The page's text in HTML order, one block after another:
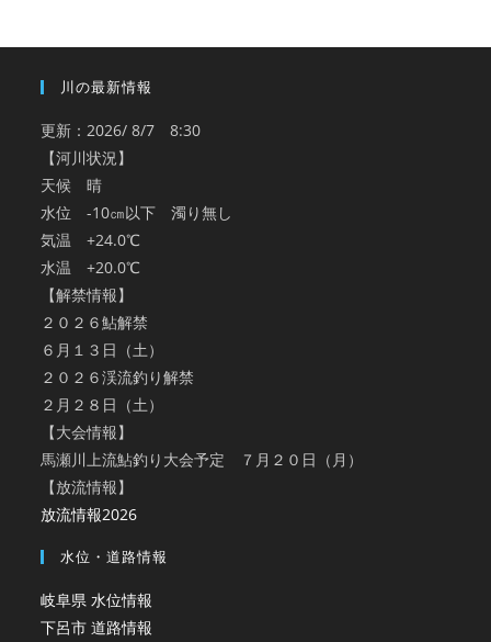
川の最新情報
更新：2026/ 8/7 8:30
【河川状況】
天候 晴
水位 -10㎝以下 濁り無し
気温 +24.0℃
水温 +20.0℃
【解禁情報】
２０２６鮎解禁
６月１３日（土）
２０２６渓流釣り解禁
２月２８日（土）
【大会情報】
馬瀬川上流鮎釣り大会予定 ７月２０日（月）
【放流情報】
放流情報2026
水位・道路情報
岐阜県 水位情報
下呂市 道路情報